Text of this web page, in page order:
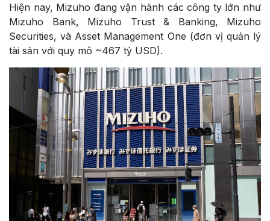
Hiện nay, Mizuho đang vận hành các công ty lớn như
Mizuho Bank, Mizuho Trust & Banking, Mizuho
Securities, và Asset Management One (đơn vị quản lý
tài sản với quy mô ~467 tỷ USD).